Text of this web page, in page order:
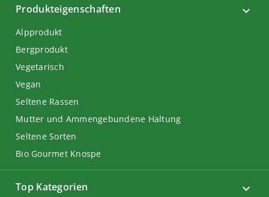
Top Kategorien
Produkteigenschaften
Alpprodukt
Bergprodukt
Vegetarisch
Vegan
Seltene Rassen
Mutter und Ammengebundene Haltung
Seltene Sorten
Bio Gourmet Knospe